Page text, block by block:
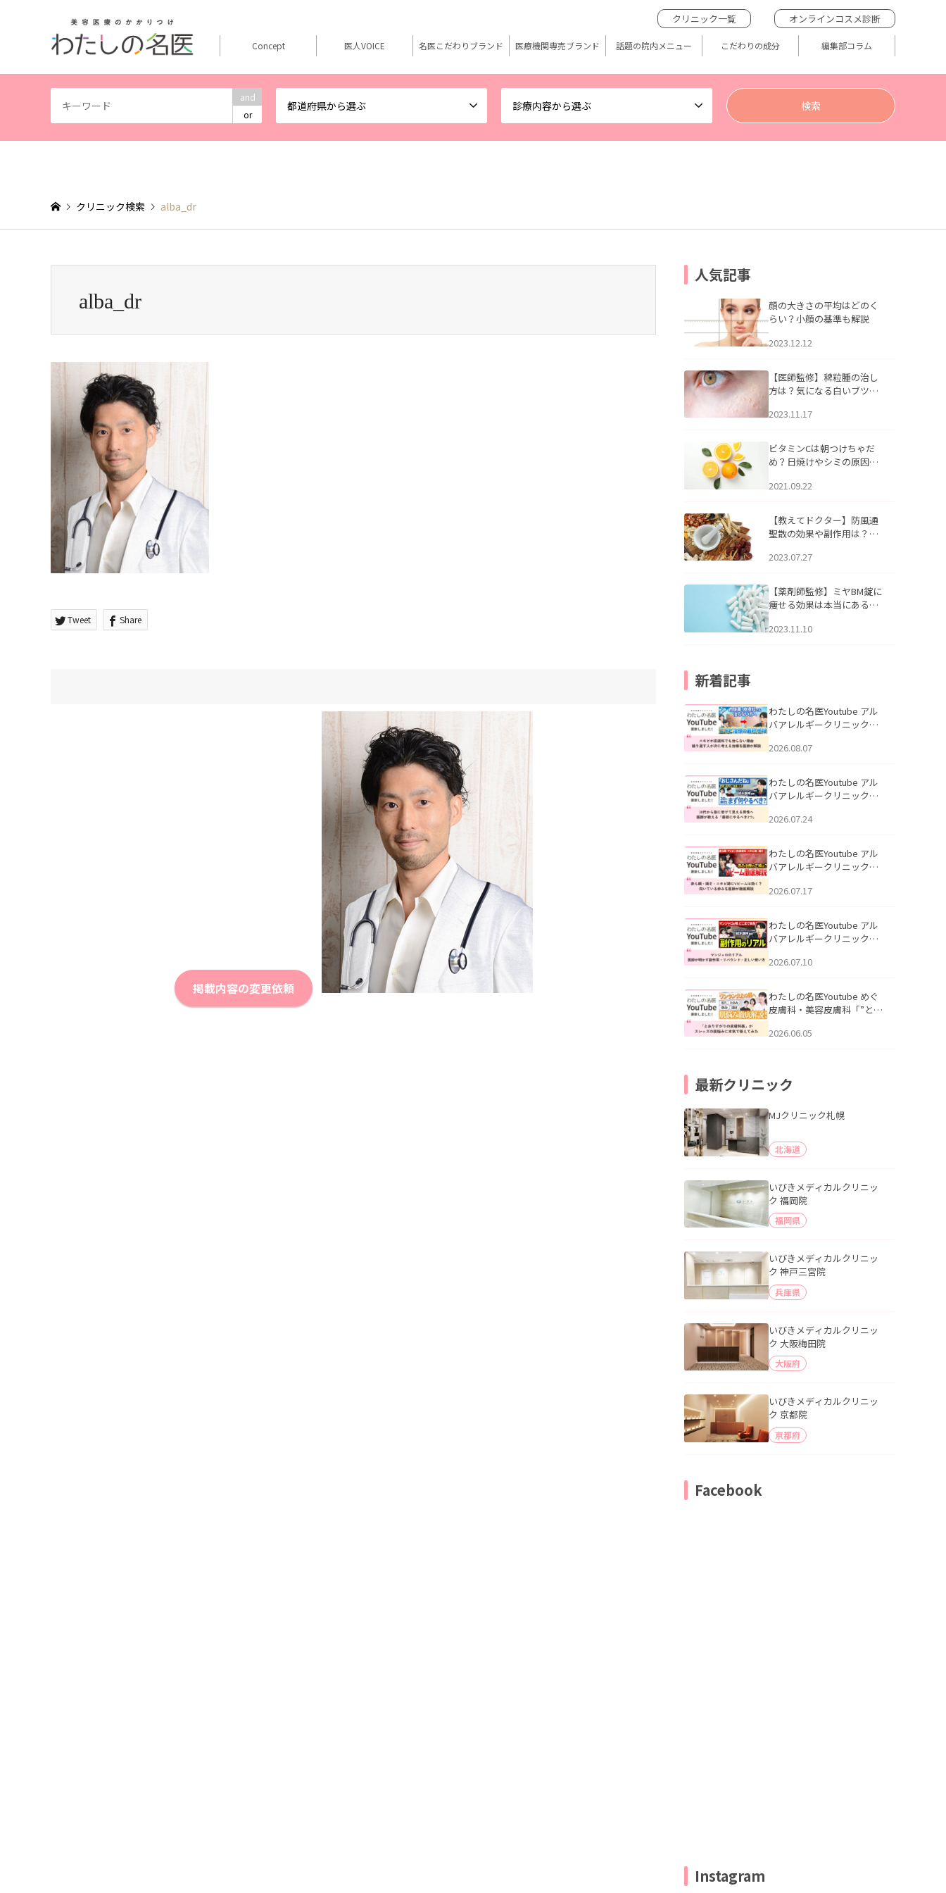
and
or
都道府県から選ぶ 診療内容から選ぶ
クリニック一覧 オンラインコスメ診断
Concept 医人VOICE 名医こだわりブランド 医療機関専売ブランド 話題の院内メニュー こだわりの成分 編集部コラム
クリニック検索 alba_dr
alba_dr
Tweet Share
掲載内容の変更依頼
人気記事
顔の大きさの平均はどのく
らい？小顔の基準も解説
2023.12.12
【医師監修】稗粒腫の治し
方は？気になる白いブツブ
アについて
2023.11.17
ビタミンCは朝つけちゃだ
め？日焼けやシミの原因に
2021.09.22
【教えてドクター】防風通
聖散の効果や副作用は？長
2023.07.27
【薬剤師監修】ミヤBM錠に
痩せる効果は本当にある
2023.11.10
新着記事
わたしの名医Youtube アル
バアレルギークリニック札
らない理由｜繰り返す人が
説」を公開いたしました。
2026.08.07
わたしの名医Youtube アル
バアレルギークリニック札
える男性へ｜医師が教える
公開いたしました。
2026.07.24
わたしの名医Youtube アル
バアレルギークリニック札
跡にVビームは効く？向いて
説」を公開いたしました。
2026.07.17
わたしの名医Youtube アル
バアレルギークリニック札
医師が明かす副作用・リバ
公開いたしました。
2026.07.10
わたしの名医Youtube めぐ
皮膚科・美容皮膚科「”とお
ッズの肌悩みに本気で答え
2026.06.05
最新クリニック
MJクリニック札幌
北海道
いびきメディカルクリニッ
ク 福岡院
福岡県
いびきメディカルクリニッ
ク 神戸三宮院
兵庫県
いびきメディカルクリニッ
ク 大阪梅田院
大阪府
いびきメディカルクリニッ
ク 京都院
京都府
Facebook
Instagram